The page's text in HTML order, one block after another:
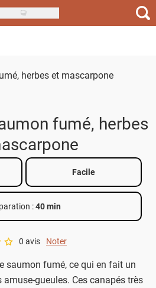
fumé, herbes
Facile
:40 min
of 0 out of 5.
0 avis Noter
saumon fumé, ce qui en fait un
gueules. Ces canapés très